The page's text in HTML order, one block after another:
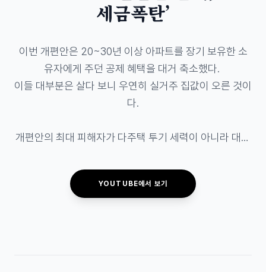
세금폭탄’
이번 개편안은 20~30년 이상 아파트를 장기 보유한 소
유자에게 주던 공제 혜택을 대거 축소했다.
이들 대부분은 살다 보니 우연히 실거주 집값이 오른 것이
다.
개편안의 최대 피해자가 다주택 투기 세력이 아니라 대통
아온 고령층이 될 것이다.
YOUTUBE에서 보기